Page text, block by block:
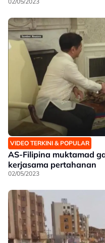
VIDEO TERKINI & POPULAR
AS-Filipina muktamad
kerjasama pertahanan
02/05/2023